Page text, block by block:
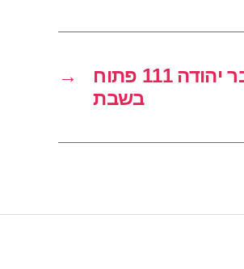
→
סופר פארם חיפה, צ'ק פוסט, בר יהודה 111 פתוח
בשבת